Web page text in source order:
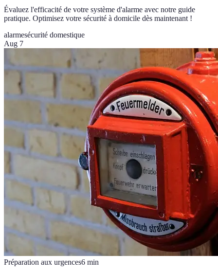
Évaluez l'efficacité de votre système d'alarme avec notre guide
pratique. Optimisez votre sécurité à domicile dès maintenant !
alarmesécurité domestique
Aug 7
Préparation aux urgences6 min